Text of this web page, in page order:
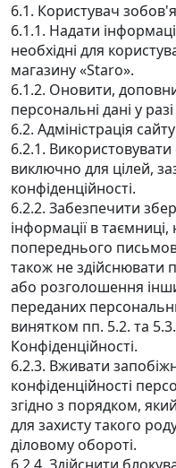
6.1. Користувач
6.1.1. Надати
необхідні для
магазину «Staro».
6.1.2. Оновити,
персональні дані у
6.2. Адміністрація
6.2.1.
виключно для цілей,
конфіденційності.
6.2.2. Забезпечити
інформації в
попереднього
також не здійснювати
або розголошення
переданих
винятком пп. 5.2. та 5.3.
Конфіденційності.
6.2.3. Вживати
конфіденційності
згідно з порядком,
для захисту такого
діловому обороті.